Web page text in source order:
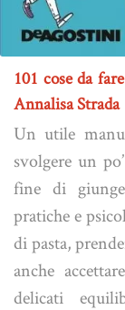
101 cose da
Annalisa Strada
Un utile
svolgere un
fine di
pratiche e
di pasta,
anche
delicati